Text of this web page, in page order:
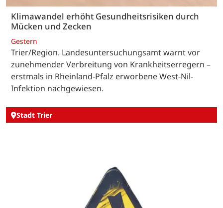
Klimawandel erhöht Gesundheitsrisiken durch
Mücken und Zecken
Gestern
Trier/Region. Landesuntersuchungsamt warnt vor
zunehmender Verbreitung von Krankheitserregern –
erstmals in Rheinland-Pfalz erworbene West-Nil-
Infektion nachgewiesen.
Stadt Trier